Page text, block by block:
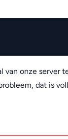
van onze server
dat is